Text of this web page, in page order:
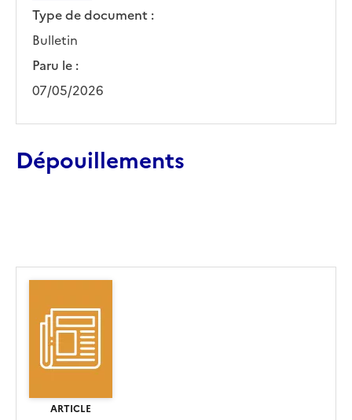
Type de document :
Bulletin
Paru le :
07/05/2026
Dépouillements
ARTICLE